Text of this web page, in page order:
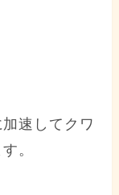
速してクワ
。